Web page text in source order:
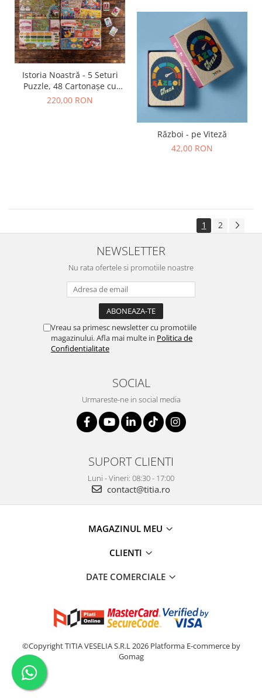
Istoria Noastră - 5 Seturi
Puzzle, 48 Cartonașe cu
Personaje Istorice, 1
220,00 RON
Război - pe Viteză
42,00 RON
1 2
NEWSLETTER
Nu rata ofertele si promotiile noastre
Vreau sa primesc newsletter cu promotiile
magazinului. Afla mai multe in Politica de
Confidentialitate
SOCIAL
Urmareste-ne in social media
SUPORT CLIENTI
Luni - Vineri: 08:30 - 17:00
contact@titia.ro
MAGAZINUL MEU
CLIENTI
DATE COMERCIALE
©Copyright TITIA VESELIA S.R.L 2026 Platforma E-commerce by
Gomag